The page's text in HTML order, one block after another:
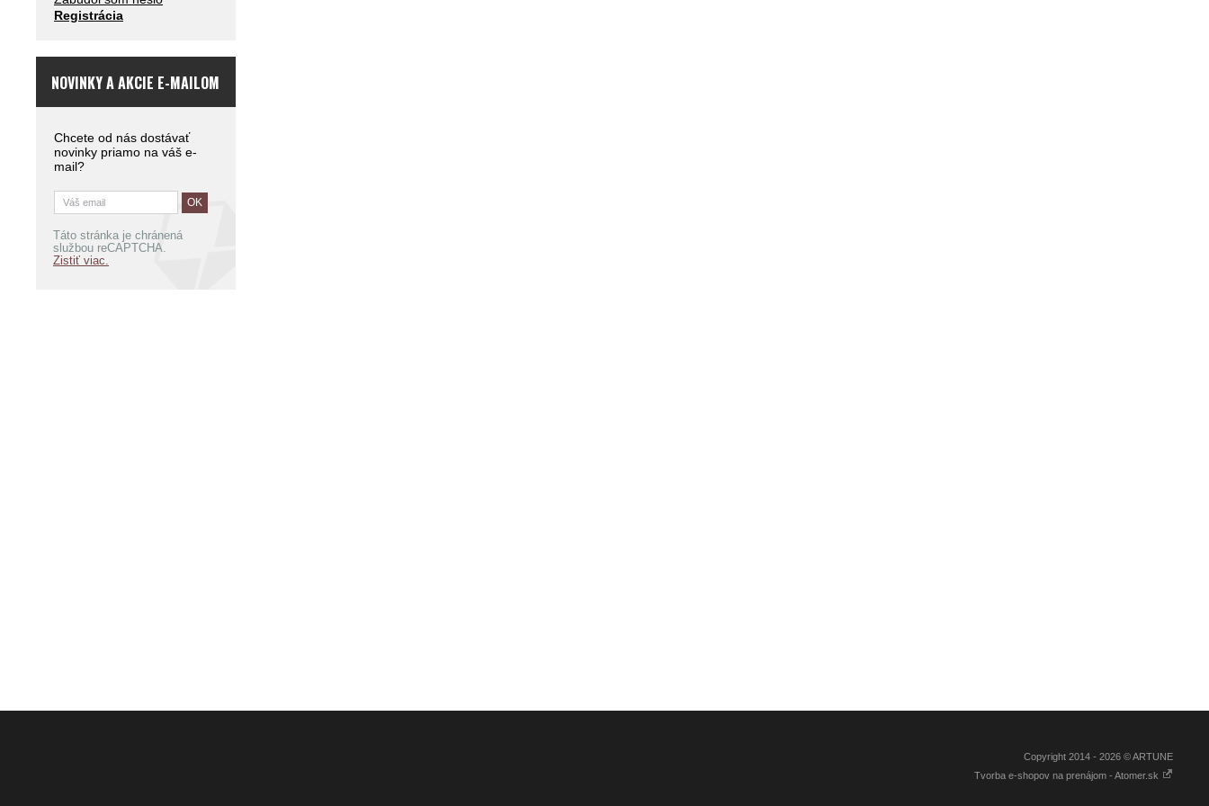
Registrácia
NOVINKY A AKCIE E-MAILOM
Chcete od nás dostávať
novinky priamo na váš e-
mail?
Táto stránka je chránená
službou reCAPTCHA.
Zistiť viac.
Copyright 2014 - 2026 © ARTUNE
Tvorba e-shopov na prenájom - Atomer.sk